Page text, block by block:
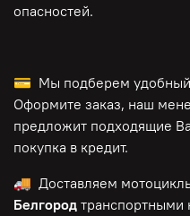
опасностей.
💳 Мы подберем удобный
Оформите заказ, наш
предложит подходящие
покупка в кредит.
🚚 Доставляем
Белгород